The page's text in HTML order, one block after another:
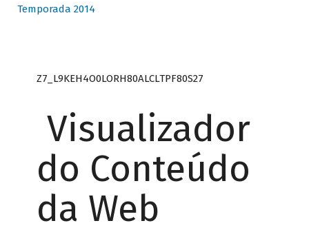
Temporada 2014
Z7_L9KEH4O0LORH80ALCLTPF80S27
Visualizador
do Conteúdo
da Web